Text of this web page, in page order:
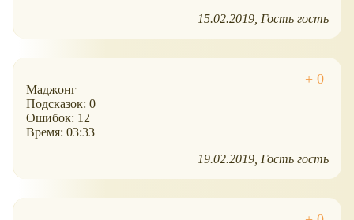
15.02.2019 Гость гость
Маджонг
Подсказок: 0
Ошибок: 12
Время: 03:33
19.02.2019 Гость гость